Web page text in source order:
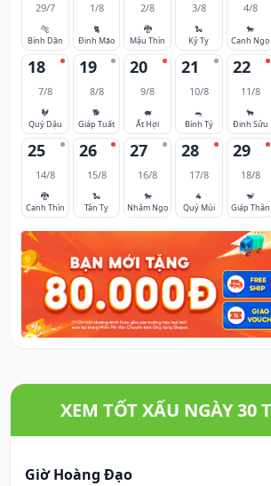
29/7
🐅
Bính Dần
1/8
🐈
Đinh Mão
2/8
🐉
Mậu Thìn
3/8
🐍
Kỷ Tỵ
4/8
🐎
Canh Ngọ
18
7/8
🐓
Quý Dậu
19
8/8
🐕
Giáp Tuất
20
9/8
🐖
Ất Hợi
21
10/8
🐀
Bính Tý
22
11/8
🐂
Đinh Sửu
25
14/8
🐉
Canh Thìn
26
15/8
🐍
Tân Tỵ
27
16/8
🐎
Nhâm Ngọ
28
17/8
🐐
Quý Mùi
29
18/8
🐒
Giáp Thân
XEM TỐT XẤU NGÀY 30
Giờ Hoàng Đạo